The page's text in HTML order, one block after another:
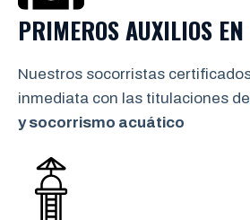
PRIMEROS AUXILIOS
Nuestros socorristas
inmediata con las titulaciones de
y socorrismo acuático